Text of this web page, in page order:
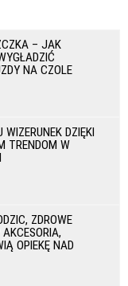
– JAK
NA CZOLE
WIZERUNEK DZIĘKI
TRENDOM W
ZDROWE
OPIEKĘ NAD